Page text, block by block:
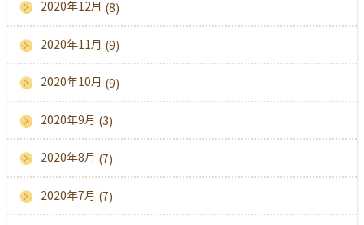
2020年12月 (8)
2020年11月 (9)
2020年10月 (9)
2020年9月 (3)
2020年8月 (7)
2020年7月 (7)